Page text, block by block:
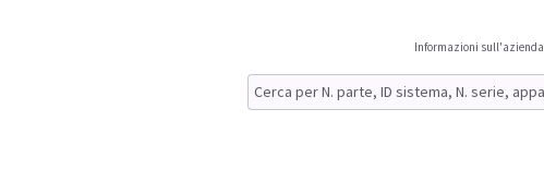
Informazioni sull'azienda